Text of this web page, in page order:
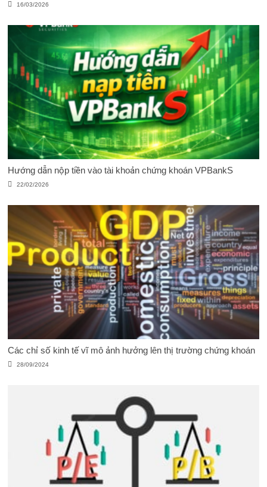
16/03/2026
Hướng dẫn nộp tiền vào tài khoản chứng khoán VPBankS
22/02/2026
Các chỉ số kinh tế vĩ mô ảnh hưởng lên thị trường chứng khoán
28/09/2024